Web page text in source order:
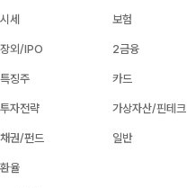
시세
장외/IPO
특징주
투자전략
채권/펀드
환율
보험
2금융
카드
가상자산/핀테크
일반